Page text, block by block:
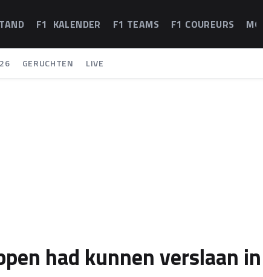
F1 KALENDER F1 TEAMS F1 COUREURS
GERUCHTEN LIVE
had kunnen verslaan in